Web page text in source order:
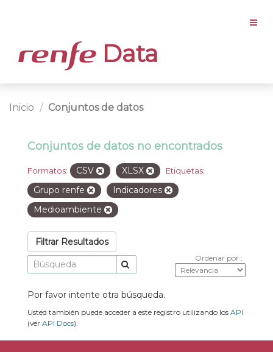
Data
Inicio Conjuntos de datos
Conjuntos de datos no encontrados
Formatos: CSV XLSX Etiquetas:
Grupo renfe
Indicadores
Medioambiente
Filtrar Resultados
Ordenar por
Por favor intente otra búsqueda.
Usted también puede acceder a este registro utilizando los API
(ver API Docs).